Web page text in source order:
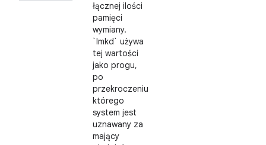
łącznej ilości
pamięci
wymiany.
`lmkd` używa
tej wartości
jako progu,
po
przekroczeniu
którego
system jest
uznawany za
mający